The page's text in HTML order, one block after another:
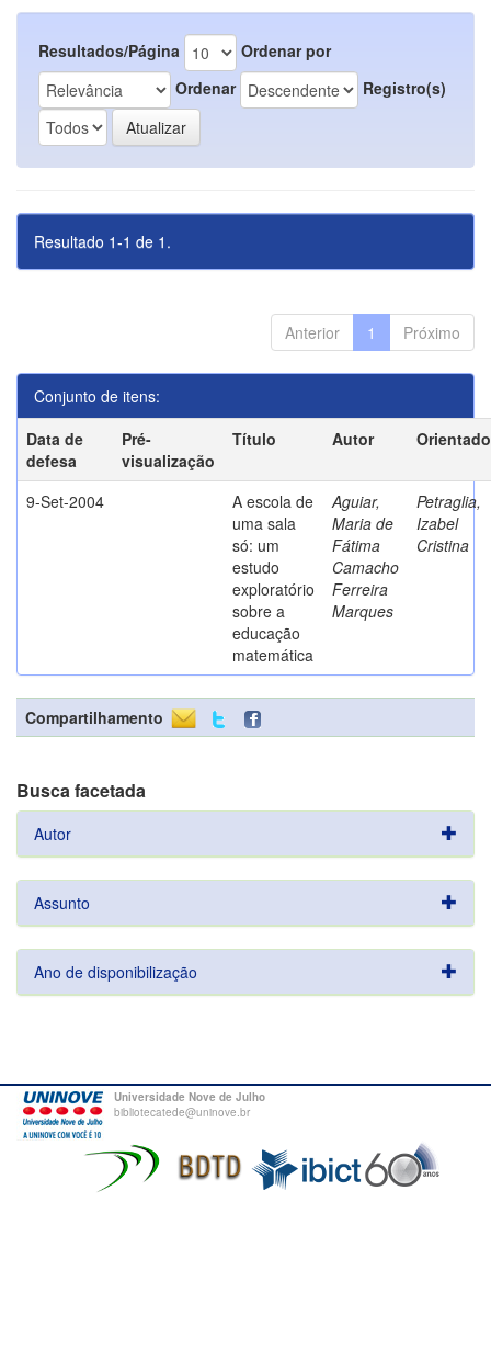
Resultados/Página
Ordenar por
Ordenar
Registro(s)
Resultado 1-1 de 1.
Anterior 1 Próximo
Conjunto de itens:
Data de
defesa
Pré-
visualização
Título Autor
9-Set-2004
A escola de
uma sala
só: um
estudo
exploratório
sobre a
educação
matemática
Aguiar,
Maria de
Fátima
Camacho
Ferreira
Marques
Petraglia,
Izabel
Cristina
Compartilhamento
Busca facetada
Autor
Assunto
Ano de disponibilização
Universidade Nove de Julho
bibliotecatede@uninove.br